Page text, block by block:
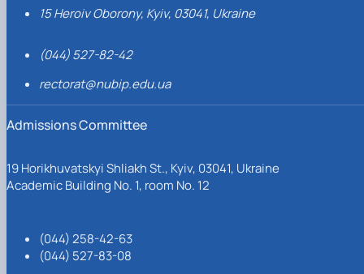
15 Heroiv Oborony, Kyiv, 03041, Ukraine
(044) 527-82-42
rectorat@nubip.edu.ua
Admissions Committee
19 Horikhuvatskyi Shliakh St., Kyiv, 03041, Ukraine
Academic Building No. 1, room No. 12
(044) 258-42-63
(044) 527-83-08